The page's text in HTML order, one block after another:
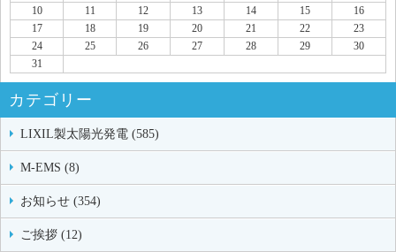
10
11 12 13 14 15
16
17
18 19 20 21 22
23
24
25 26 27 28 29
30
31
カテゴリー
LIXIL製太陽光発電 (585)
M-EMS (8)
お知らせ (354)
ご挨拶 (12)